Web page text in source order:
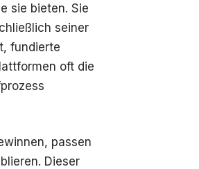
sie bieten. Sie
seiner
fundierte
oft die
passen
Dieser